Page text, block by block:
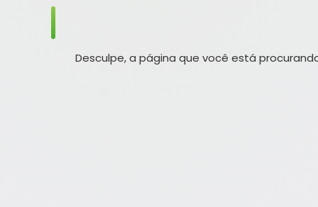
Desculpe, a página que você está